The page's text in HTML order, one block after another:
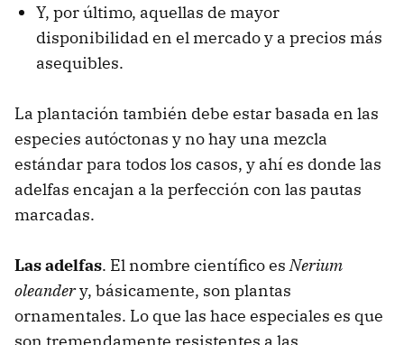
Y, por último, aquellas de mayor
disponibilidad en el mercado y a precios más
asequibles.
La plantación también debe estar basada en las
especies autóctonas y no hay una mezcla
estándar para todos los casos, y ahí es donde las
adelfas encajan a la perfección con las pautas
marcadas.
Las adelfas. El nombre científico esNerium
oleandery, básicamente, son plantas
ornamentales. Lo que las hace especiales es que